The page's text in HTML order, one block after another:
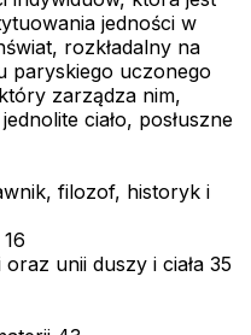
jedności w
rozkładalny na
paryskiego uczonego
zarządza nim,
ciało, posłuszne
filozof, historyk i
unii duszy i ciała 35